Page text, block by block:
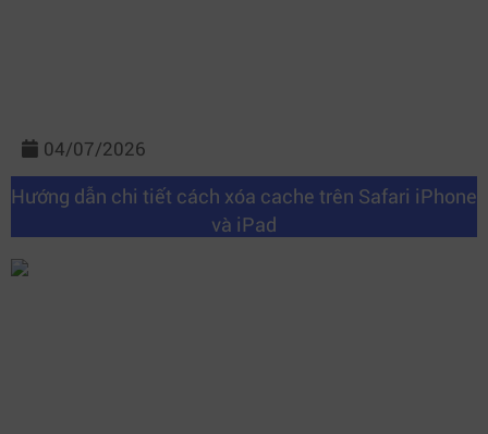
04/07/2026
Hướng dẫn chi tiết cách xóa cache trên Safari iPhone
và iPad